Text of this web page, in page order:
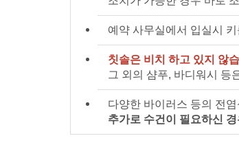
예약 사무실에서 입실시
칫솔은 비치 하고 있지 않
그 외의 샴푸, 바디워시 등
다양한 바이러스 등의 전
추가로 수건이 필요하신